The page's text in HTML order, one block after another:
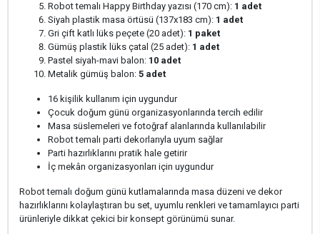
Robot temalı Happy Birthday yazısı (170 cm): 1 adet
Siyah plastik masa örtüsü (137x183 cm): 1 adet
Gri çift katlı lüks peçete (20 adet): 1 paket
Gümüş plastik lüks çatal (25 adet): 1 adet
Pastel siyah-mavi balon: 10 adet
Metalik gümüş balon: 5 adet
16 kişilik kullanım için uygundur
Çocuk doğum günü organizasyonlarında tercih edilir
Masa süslemeleri ve fotoğraf alanlarında kullanılabilir
Robot temalı parti dekorlarıyla uyum sağlar
Parti hazırlıklarını pratik hale getirir
İç mekân organizasyonları için uygundur
Robot temalı doğum günü kutlamalarında masa düzeni ve dekor
hazırlıklarını kolaylaştıran bu set, uyumlu renkleri ve tamamlayıcı parti
ürünleriyle dikkat çekici bir konsept görünümü sunar.